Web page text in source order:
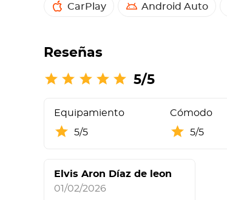
CarPlay Android Auto
Reseñas
5/5
Equipamiento
5/5
Cómodo
5/5
Elvis Aron Díaz de leon
01/02/2026